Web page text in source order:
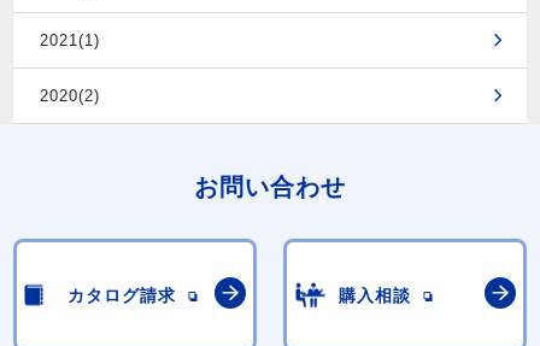
2021(1)
2020(2)
お問い合わせ
カタログ請求 購入相談